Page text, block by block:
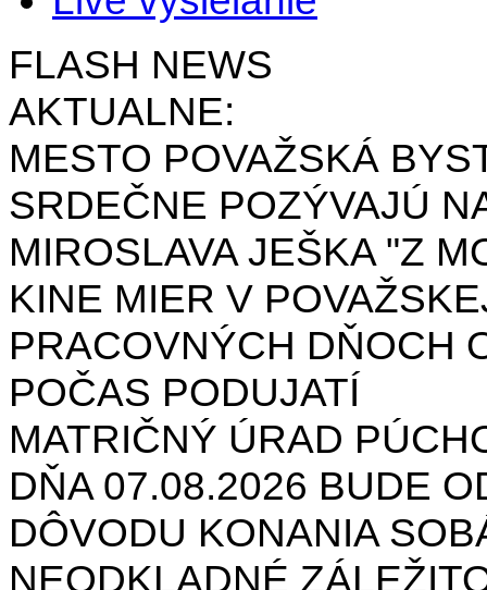
FLASH NEWS
AKTUALNE:
MESTO POVAŽSKÁ
SRDEČNE POZÝVAJÚ
MIROSLAVA JEŠKA "Z
KINE MIER V
PRACOVNÝCH DŇOCH
POČAS PODUJATÍ
MATRIČNÝ ÚRAD
DŇA 07.08.2026 BUDE
DÔVODU KONANIA
NEODKLADNÉ